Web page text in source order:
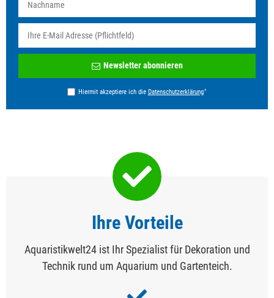
Honig
Newsletter abonnieren
Hiermit akzeptiere ich die Daten­schutz­erklärung*
Ihre Vorteile
Aquaristikwelt24 ist Ihr Spezialist für Dekoration und
Technik rund um Aquarium und Gartenteich.